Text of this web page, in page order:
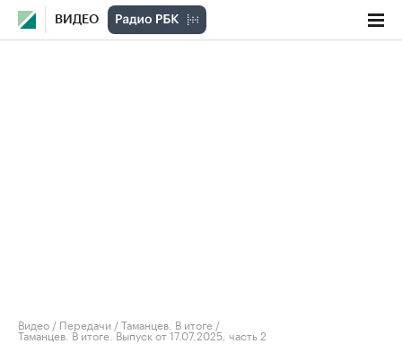
ВИДЕО
Видео / Передачи /Таманцев. В итоге /
Таманцев. В итоге. Выпуск от 17.07.2025, часть 2